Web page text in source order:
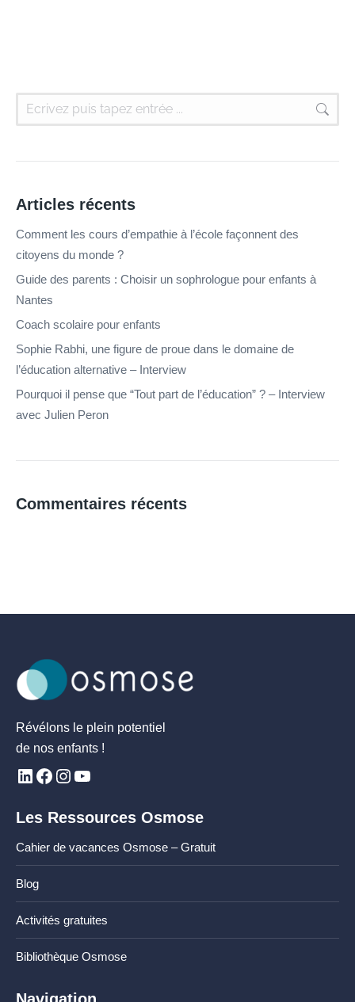
Articles récents
Comment les cours d’empathie à l’école façonnent des
citoyens du monde ?
Guide des parents : Choisir un sophrologue pour enfants à
Nantes
Coach scolaire pour enfants
Sophie Rabhi, une figure de proue dans le domaine de
l’éducation alternative – Interview
Pourquoi il pense que “Tout part de l’éducation” ? – Interview
avec Julien Peron
Commentaires récents
Révélons le plein potentiel
de nos enfants !
Les Ressources Osmose
Cahier de vacances Osmose – Gratuit
Blog
Activités gratuites
Bibliothèque Osmose